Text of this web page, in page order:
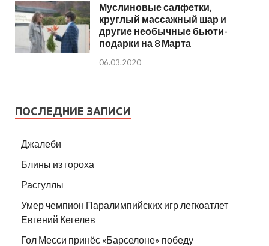
Муслиновые салфетки,
круглый массажный шар и
другие необычные бьюти-
подарки на 8 Марта
06.03.2020
ПОСЛЕДНИЕ ЗАПИСИ
Джалеби
Блины из гороха
Расгуллы
Умер чемпион Паралимпийских игр легкоатлет
Евгений Кегелев
Гол Месси принёс «Барселоне» победу